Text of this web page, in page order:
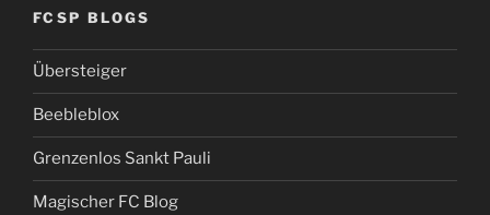
FCSP BLOGS
Übersteiger
Beebleblox
Grenzenlos Sankt Pauli
Magischer FC Blog